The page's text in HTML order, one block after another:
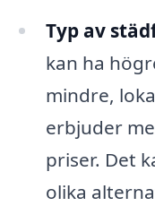
Typ av
kan ha
mindre,
erbjuder
priser. Det
olika